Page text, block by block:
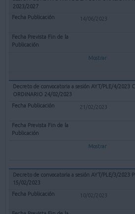
2023/2027
14/06/2023
Mostrar
Decreto de convocatoria a sesión AYT/PLE/4/2023
ORDINARIO 24/02/2023
21/02/2023
Mostrar
Decreto de convocatoria a sesión AYT/PLE/3/2023
15/02/2023
10/02/2023